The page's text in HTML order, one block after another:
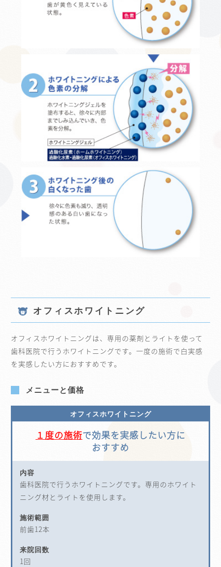
オフィスホワイトニング
オフィスホワイトニングは、専用の薬剤とライトを使って
歯科医院で行うホワイトニングです。一度の施術で白実感
を実感したい方におすすめです。
メニューと価格
オフィスホワイトニング
１度の施術で効果を実感したい方に
おすすめ
内容
歯科医院で行うホワイトニングです。専用のホワイト
ニング材とライトを使用します。
施術範囲
前歯12本
来院回数
1回